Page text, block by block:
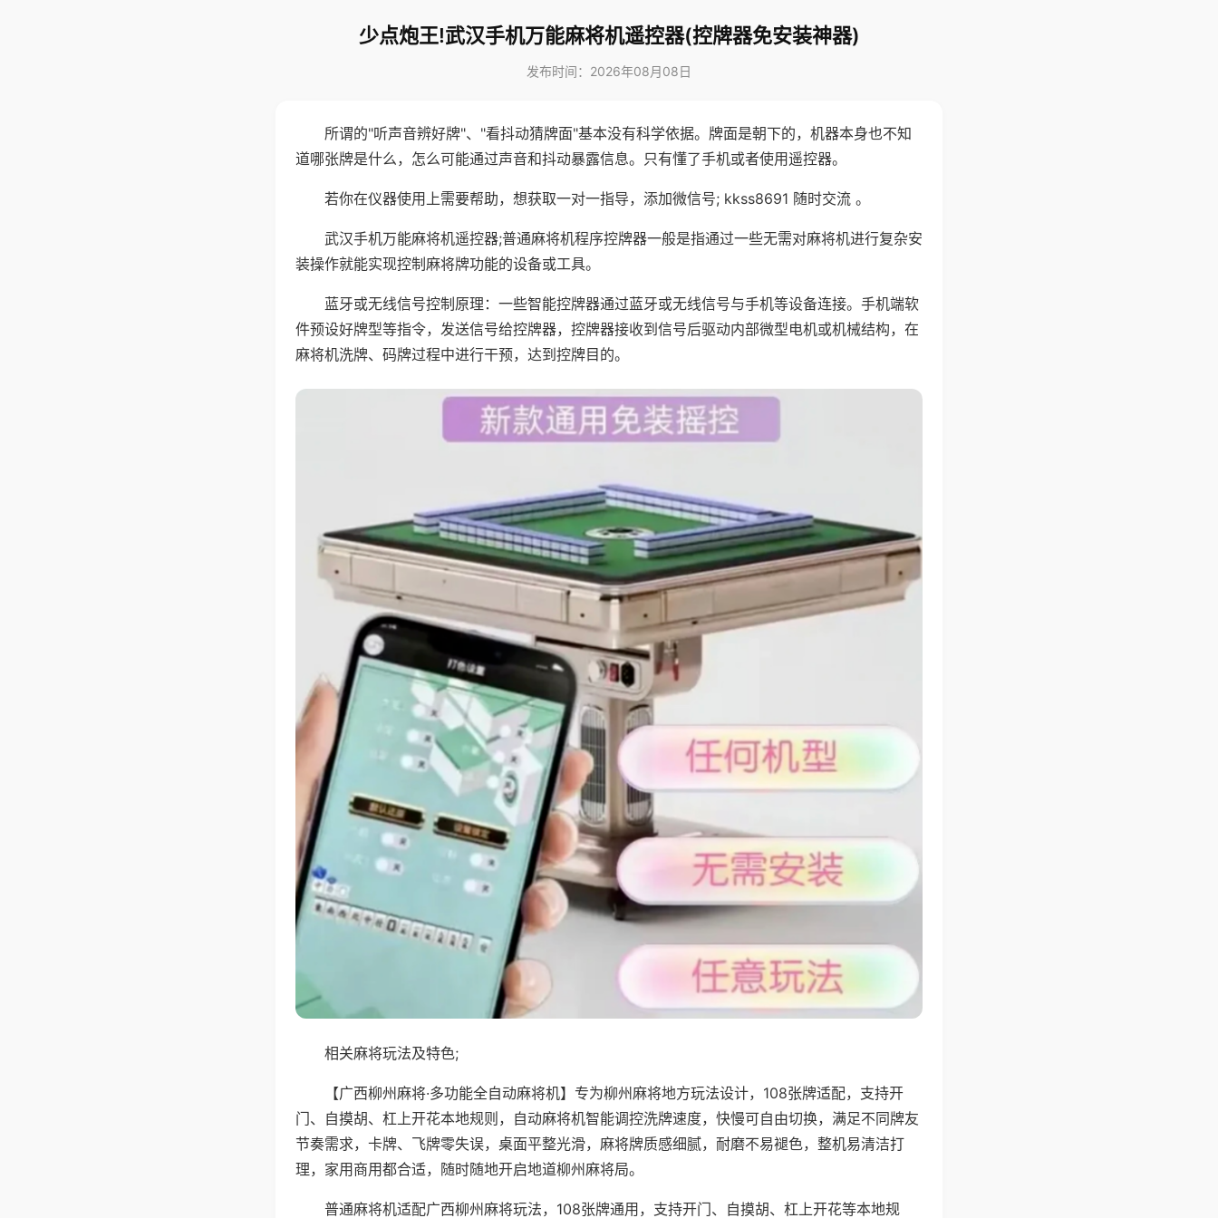
少点炮王!武汉手机万能麻将机遥控器(控牌器免安装神器)
发布时间：2026年08月08日
所谓的"听声音辨好牌"、"看抖动猜牌面"基本没有科学依据。牌面是朝下的，机器本身也不知
道哪张牌是什么，怎么可能通过声音和抖动暴露信息。只有懂了手机或者使用遥控器。
若你在仪器使用上需要帮助，想获取一对一指导，添加微信号; kkss8691 随时交流 。
武汉手机万能麻将机遥控器;普通麻将机程序控牌器一般是指通过一些无需对麻将机进行复杂安
装操作就能实现控制麻将牌功能的设备或工具。
蓝牙或无线信号控制原理：一些智能控牌器通过蓝牙或无线信号与手机等设备连接。手机端软
件预设好牌型等指令，发送信号给控牌器，控牌器接收到信号后驱动内部微型电机或机械结构，在
麻将机洗牌、码牌过程中进行干预，达到控牌目的。
相关麻将玩法及特色;
【广西柳州麻将·多功能全自动麻将机】专为柳州麻将地方玩法设计，108张牌适配，支持开
门、自摸胡、杠上开花本地规则，自动麻将机智能调控洗牌速度，快慢可自由切换，满足不同牌友
节奏需求，卡牌、飞牌零失误，桌面平整光滑，麻将牌质感细腻，耐磨不易褪色，整机易清洁打
理，家用商用都合适，随时随地开启地道柳州麻将局。
普通麻将机适配广西柳州麻将玩法，108张牌通用，支持开门、自摸胡、杠上开花等本地规